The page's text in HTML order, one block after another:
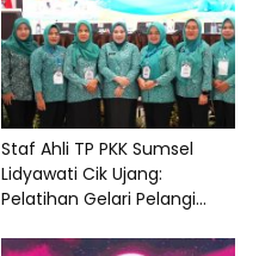
Staf Ahli TP PKK Sumsel
Lidyawati Cik Ujang:
Pelatihan Gelari Pelangi...